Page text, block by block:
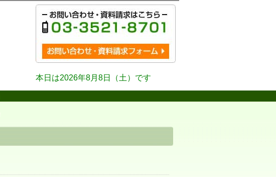
本日は2026年8月8日（土）です